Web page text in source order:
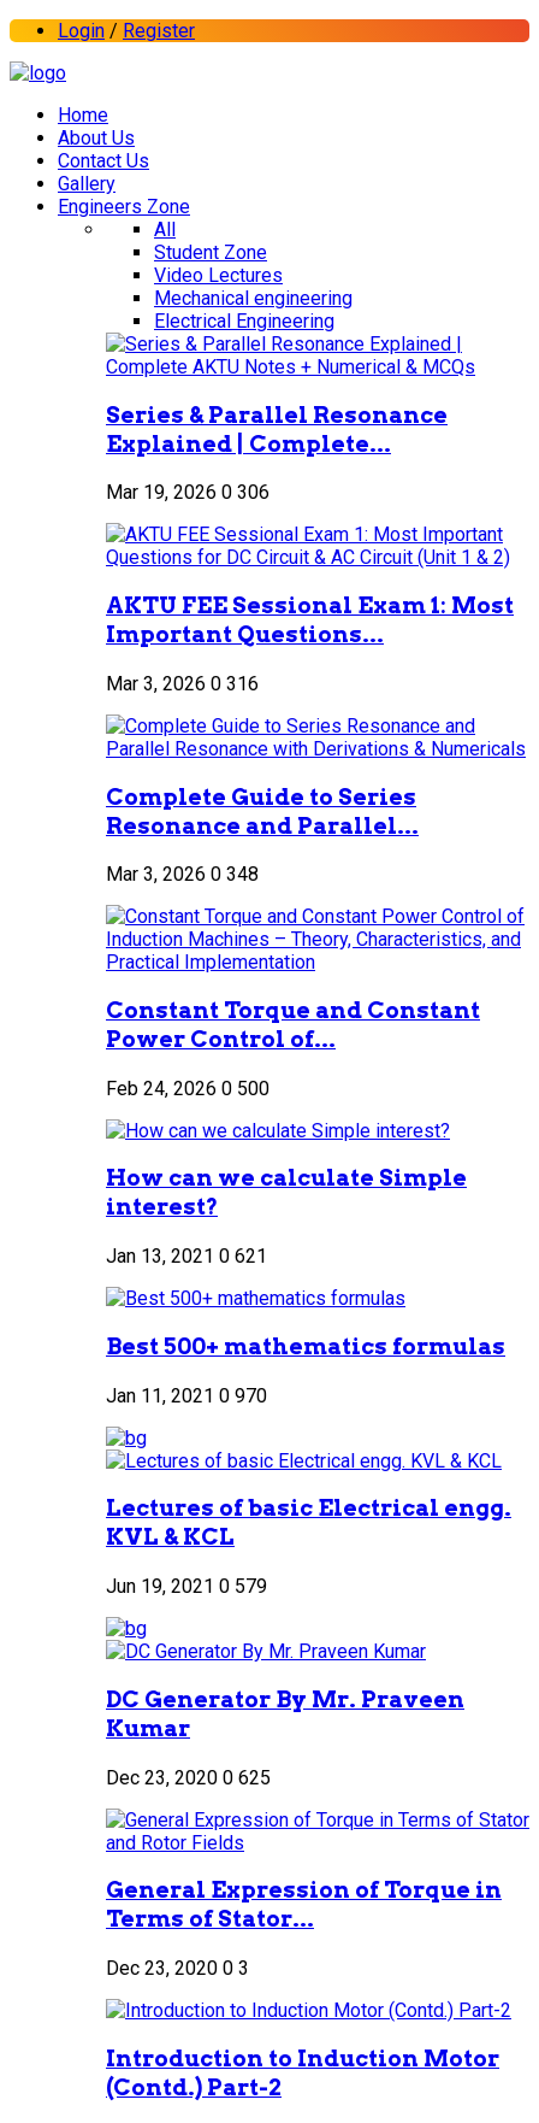
Login / Register
Home
About Us
Contact Us
Gallery
Engineers Zone
All
Student Zone
Video Lectures
Mechanical engineering
Electrical Engineering
Series & Parallel Resonance
Explained | Complete...
Mar 19, 2026 0 306
AKTU FEE Sessional Exam 1: Most
Important Questions...
Mar 3, 2026 0 316
Complete Guide to Series
Resonance and Parallel...
Mar 3, 2026 0 348
Constant Torque and Constant
Power Control of...
Feb 24, 2026 0 500
How can we calculate Simple
interest?
Jan 13, 2021 0 621
Best 500+ mathematics formulas
Jan 11, 2021 0 970
Lectures of basic Electrical engg.
KVL & KCL
Jun 19, 2021 0 579
DC Generator By Mr. Praveen
Kumar
Dec 23, 2020 0 625
General Expression of Torque in
Terms of Stator...
Dec 23, 2020 0 3
Introduction to Induction Motor
(Contd.) Part-2